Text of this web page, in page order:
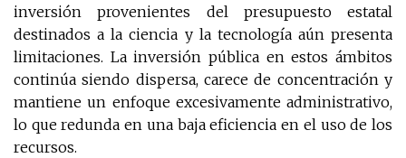
inversión provenientes del presupuesto estatal
destinados a la ciencia y la tecnología aún presenta
limitaciones. La inversión pública en estos ámbitos
continúa siendo dispersa, carece de concentración y
mantiene un enfoque excesivamente administrativo,
lo que redunda en una baja eficiencia en el uso de los
recursos.